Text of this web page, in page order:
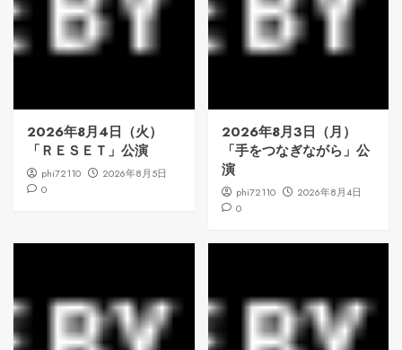
2026年8月4日（火）
「ＲＥＳＥＴ」公演
phi72110
2026年8月5日
0
2026年8月3日（月）
「手をつなぎながら」公
演
phi72110
2026年8月4日
0